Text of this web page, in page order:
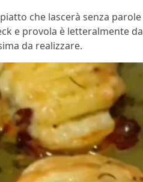
che lascerà senza parole
e provola è letteralmente da
da realizzare.